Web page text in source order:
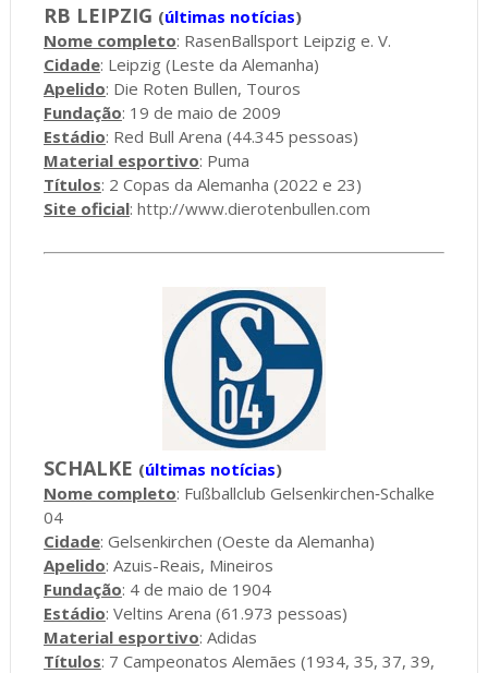
RB LEIPZIG (últimas notícias)
Nome completo: RasenBallsport Leipzig e. V.
Cidade: Leipzig (Leste da Alemanha)
Apelido: Die Roten Bullen, Touros
Fundação: 19 de maio de 2009
Estádio: Red Bull Arena (44.345 pessoas)
Material esportivo: Puma
Títulos: 2 Copas da Alemanha (2022 e 23)
Site oficial: http://www.dierotenbullen.com
SCHALKE (últimas notícias)
Nome completo: Fußballclub Gelsenkirchen‑Schalke
04
Cidade: Gelsenkirchen (Oeste da Alemanha)
Apelido: Azuis-Reais, Mineiros
Fundação: 4 de maio de 1904
Estádio: Veltins Arena (61.973 pessoas)
Material esportivo: Adidas
Títulos: 7 Campeonatos Alemães (1934, 35, 37, 39,